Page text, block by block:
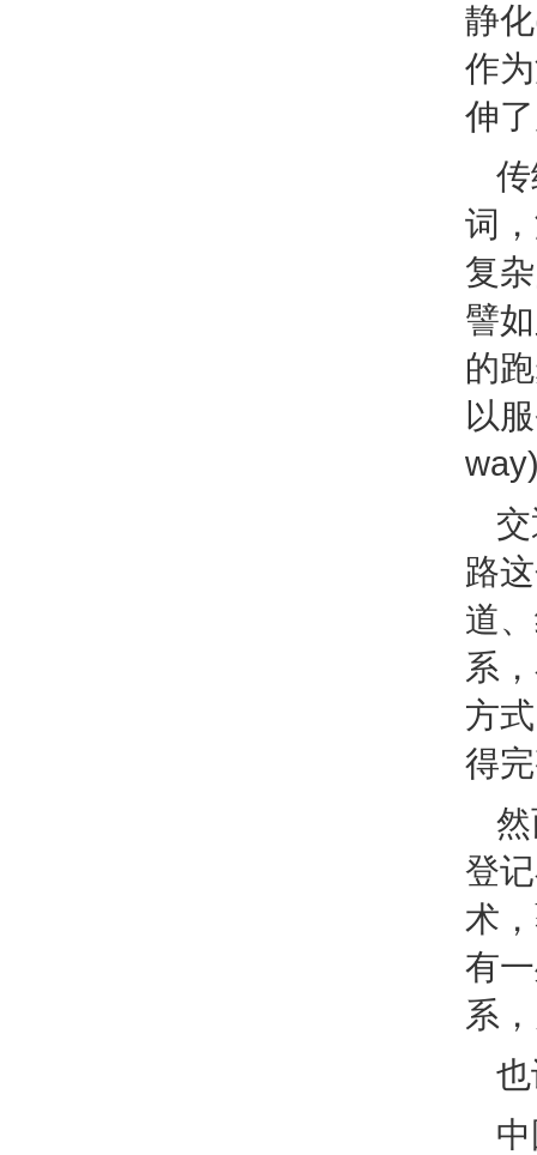
静
作
伸
词
复
譬
的
以
路
道
系
方
得
登
术
有
系